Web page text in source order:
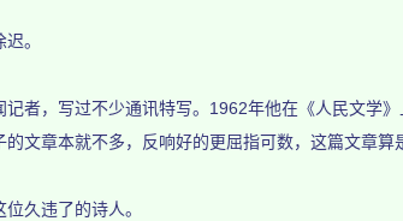
。
，写过不少通讯特写。1962年他在《人民文学》
文章本就不多，反响好的更屈指可数，这篇文章算
久违了的诗人。